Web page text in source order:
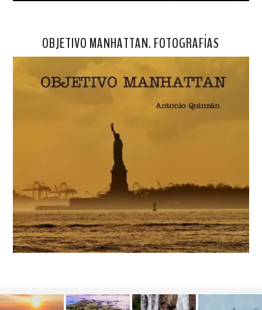
OBJETIVO MANHATTAN. FOTOGRAFÍAS